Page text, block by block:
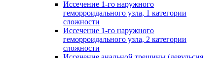
Иссечение 1-го наружного
геморроидального узла, 1 категории
сложности
Иссечение 1-го наружного
геморроидального узла, 2 категории
сложности